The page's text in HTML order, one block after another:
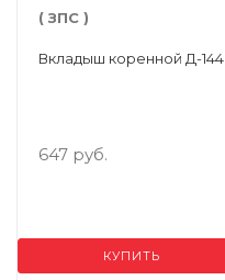
( ЗПС )
Вкладыш коренной Д-144
647 руб.
КУПИТЬ